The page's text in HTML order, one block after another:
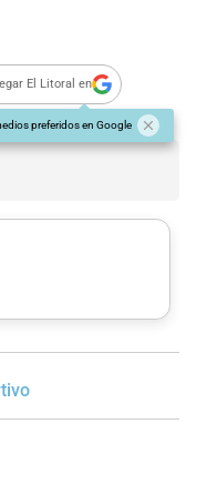
El Litoral en
preferidos en Google